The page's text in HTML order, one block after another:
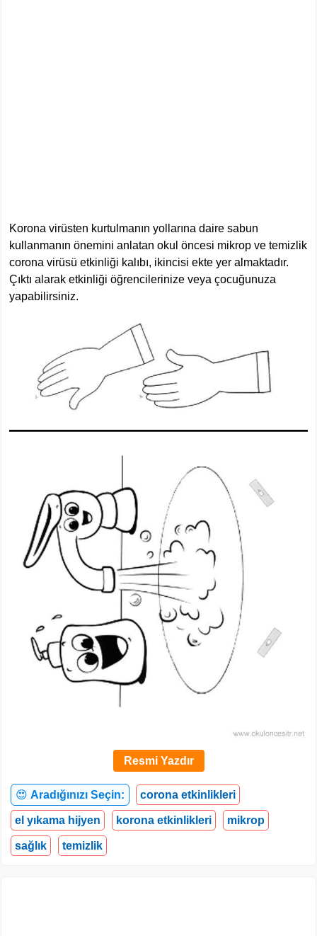
Korona virüsten kurtulmanın yollarına daire sabun
kullanmanın önemini anlatan okul öncesi mikrop ve temizlik
corona virüsü etkinliği kalıbı, ikincisi ekte yer almaktadır.
Çıktı alarak etkinliği öğrencilerinize veya çocuğunuza
yapabilirsiniz.
Resmi Yazdır
😍 Aradığınızı Seçin: corona etkinlikleri
el yıkama hijyen korona etkinlikleri mikrop
sağlık temizlik